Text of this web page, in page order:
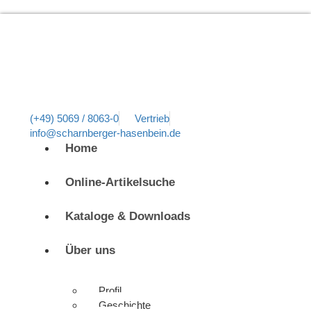
(+49) 5069 / 8063-0
Vertrieb
info@scharnberger-hasenbein.de
Home
Online-Artikelsuche
Kataloge & Downloads
Über uns
Profil
Geschichte